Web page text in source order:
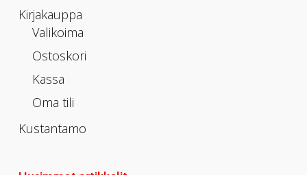
Kirjakauppa
Valikoima
Ostoskori
Kassa
Oma tili
Kustantamo